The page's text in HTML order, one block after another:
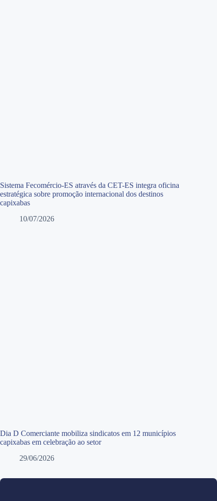
Sistema Fecomércio-ES através da CET-ES integra oficina
estratégica sobre promoção internacional dos destinos
capixabas
10/07/2026
Dia D Comerciante mobiliza sindicatos em 12 municípios
capixabas em celebração ao setor
29/06/2026